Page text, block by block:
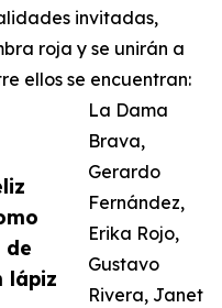
de
lápiz
invitadas,
roja y se unirán a
ellos se encuentran:
La Dama
Brava,
Gerardo
Fernández,
Erika Rojo,
Gustavo
Rivera, Janet